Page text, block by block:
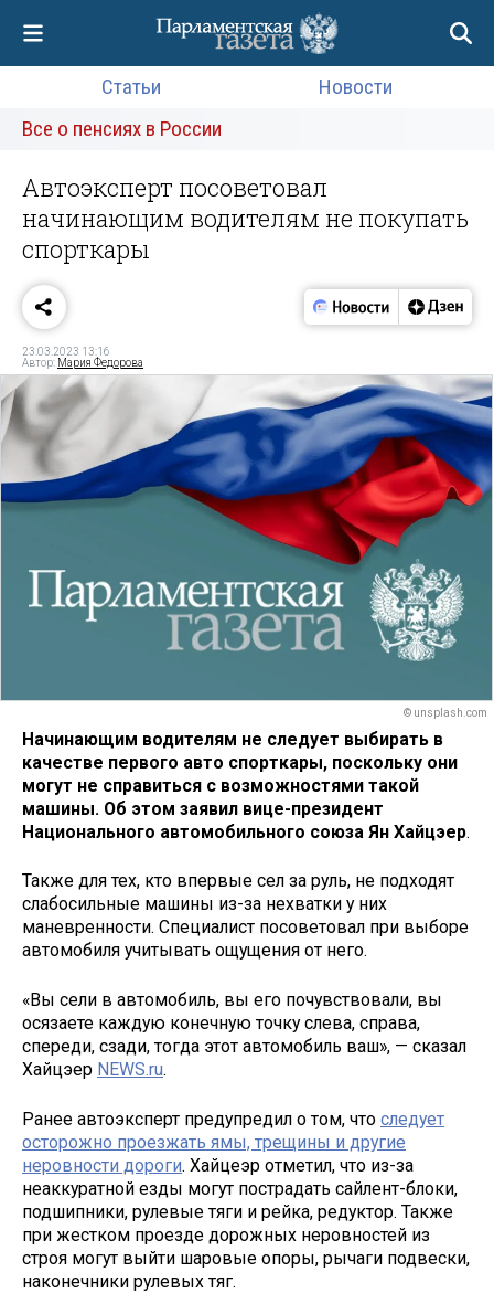
Статьи
Новости
Все о пенсиях в России
Автоэксперт посоветовал
начинающим водителям не покупать
спорткары
23.03.2023 13:16
Автор: Мария Федорова
© unsplash.com
Начинающим водителям не следует выбирать в
качестве первого авто спорткары, поскольку они
могут не справиться с возможностями такой
машины. Об этом заявил вице-президент
Национального автомобильного союза Ян Хайцэер.
Также для тех, кто впервые сел за руль, не подходят
слабосильные машины из-за нехватки у них
маневренности. Специалист посоветовал при выборе
автомобиля учитывать ощущения от него.
«Вы сели в автомобиль, вы его почувствовали, вы
осязаете каждую конечную точку слева, справа,
спереди, сзади, тогда этот автомобиль ваш», — сказал
Хайцэер NEWS.ru.
Ранее автоэксперт предупредил о том, что следует
осторожно проезжать ямы, трещины и другие
неровности дороги. Хайцеэр отметил, что из-за
неаккуратной езды могут пострадать сайлент-блоки,
подшипники, рулевые тяги и рейка, редуктор. Также
при жестком проезде дорожных неровностей из
строя могут выйти шаровые опоры, рычаги подвески,
наконечники рулевых тяг.